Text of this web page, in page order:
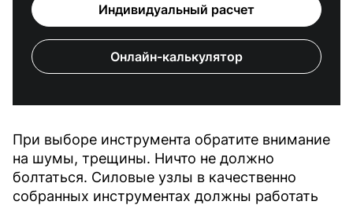
Индивидуальный расчет
Онлайн-калькулятор
При выборе инструмента обратите внимание
на шумы, трещины. Ничто не должно
болтаться. Силовые узлы в качественно
собранных инструментах должны работать